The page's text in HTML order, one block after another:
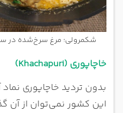
شکمرولی؛ مرغ سرخ‌شده در
خاچاپوری (Khachapuri)
بدون تردید خاچاپوری
این کشور نمی‌توان از آن